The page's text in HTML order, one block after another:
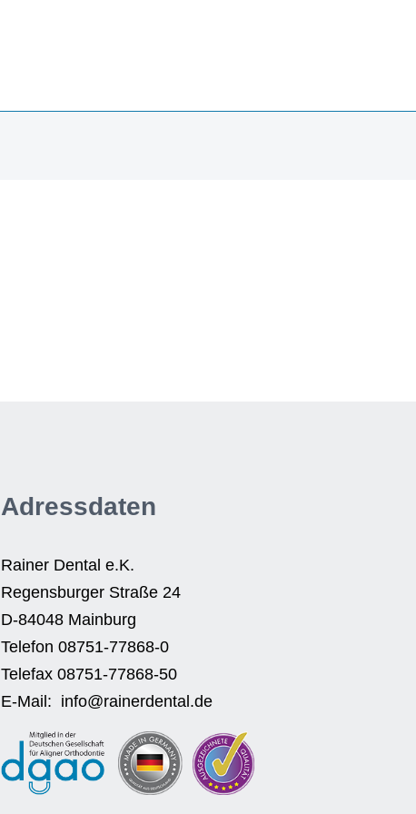
Adressdaten
Rainer Dental e.K.
Regensburger Straße 24
D-84048 Mainburg
Telefon 08751-77868-0
Telefax 08751-77868-50
E-Mail: info@rainerdental.de